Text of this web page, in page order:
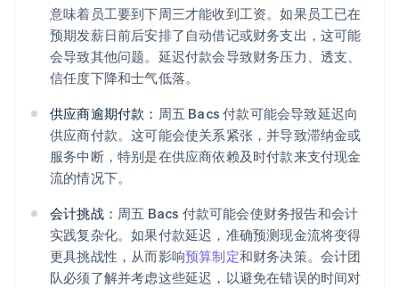
意味着员工要到下周三才能收到工资。如果员工已在
预期发薪日前后安排了自动借记或财务支出，这可能
会导致其他问题。延迟付款会导致财务压力、透支、
信任度下降和士气低落。
供应商逾期付款： 周五 Bacs 付款可能会导致延迟向
供应商付款。这可能会使关系紧张，并导致滞纳金或
服务中断，特别是在供应商依赖及时付款来支付现金
流的情况下。
会计挑战： 周五 Bacs 付款可能会使财务报告和会计
实践复杂化。如果付款延迟，准确预测现金流将变得
更具挑战性，从而影响预算制定和财务决策。会计团
队必须了解并考虑这些延迟，以避免在错误的时间对